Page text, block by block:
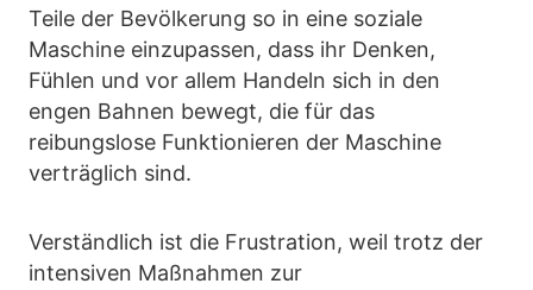
Teile der Bevölkerung so in eine soziale
Maschine einzupassen, dass ihr Denken,
Fühlen und vor allem Handeln sich in den
engen Bahnen bewegt, die für das
reibungslose Funktionieren der Maschine
verträglich sind.
Verständlich ist die Frustration, weil trotz der
intensiven Maßnahmen zur